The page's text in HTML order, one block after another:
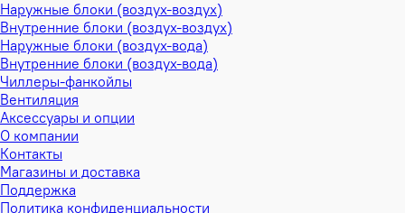
Наружные блоки (воздух-воздух)
Внутренние блоки (воздух-воздух)
Наружные блоки (воздух-вода)
Внутренние блоки (воздух-вода)
Чиллеры-фанкойлы
Вентиляция
Аксессуары и опции
О компании
Контакты
Магазины и доставка
Поддержка
Политика конфиденциальности